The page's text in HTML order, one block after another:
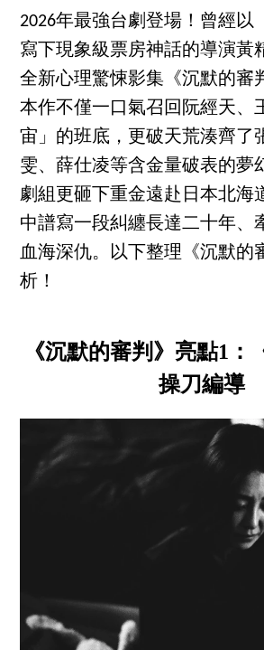
2026年最強台劇登場！曾經以
寫下現象級票房神話的導演黃
全新心理驚悚影集《沉默的審
本作不僅一口氣召回阮經天、
宙」的班底，更破天荒湊齊了
雯、薛仕凌等含金量破表的夢
劇組更砸下重金遠赴日本北海
中譜寫一段糾纏長達二十年、
血海深仇。以下整理《沉默的
析！
《沉默的審判》亮點1：
操刀編導